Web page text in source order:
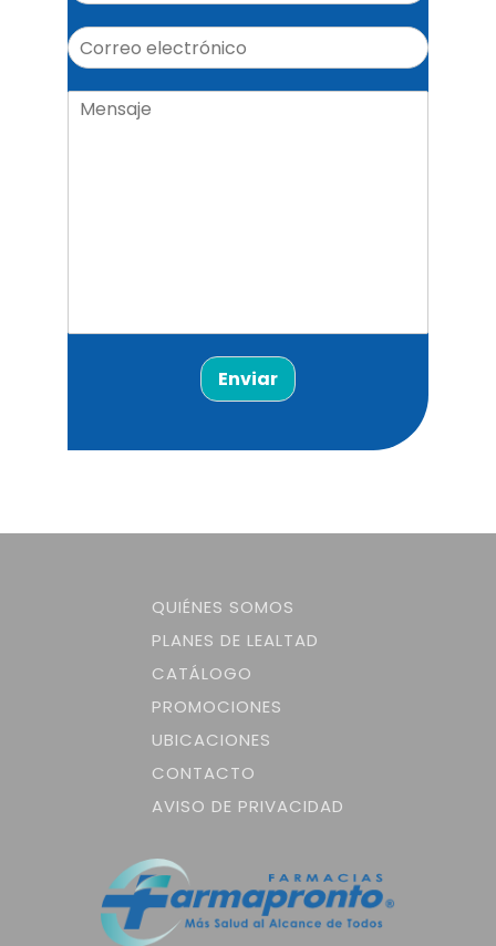
Enviar
QUIÉNES SOMOS
PLANES DE LEALTAD
CATÁLOGO
PROMOCIONES
UBICACIONES
CONTACTO
AVISO DE PRIVACIDAD